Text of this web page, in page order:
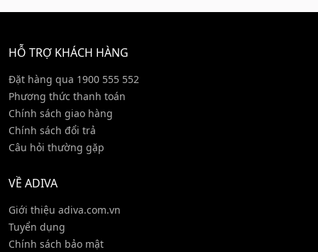
HỖ TRỢ KHÁCH HÀNG
Đặt hàng qua 1900 555 552
Phương thức thanh toán
Chính sách giao hàng
Chính sách đổi trả
Câu hỏi thường gặp
VỀ ADIVA
Giới thiệu adiva.com.vn
Tuyển dụng
Chính sách bảo mật